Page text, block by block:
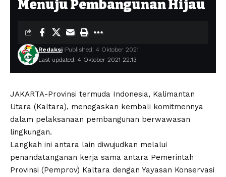
Menuju Pembangunan Hijau
Last updated: 4 Oktober 2021 22:13
Redaksi Published: 4 Oktober 2021
JAKARTA-Provinsi termuda Indonesia, Kalimantan
Utara (Kaltara), menegaskan kembali komitmennya
dalam pelaksanaan pembangunan berwawasan
lingkungan.
Langkah ini antara lain diwujudkan melalui
penandatanganan kerja sama antara Pemerintah
Provinsi (Pemprov) Kaltara dengan Yayasan Konservasi